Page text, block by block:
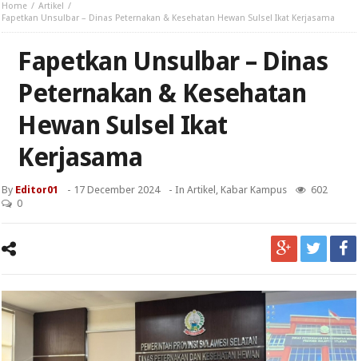
Home
Artikel
Fapetkan Unsulbar – Dinas Peternakan & Kesehatan Hewan Sulsel Ikat Kerjasama
Fapetkan Unsulbar – Dinas
Peternakan & Kesehatan
Hewan Sulsel Ikat
Kerjasama
By Editor01 - 17 December 2024 - InArtikel ,Kabar Kampus
602
0